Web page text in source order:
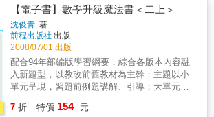
會教師群的多方力量，目的在於成為108課綱國
語文閱讀教材。我們期望透過本書培育學生字
詞辨識、文意理解及統整、推論理解與詮釋等
高層次的閱讀能力素養。
文閱讀教材。我們期望透過本書培育學生字詞
辨識、文意理解及統整、推論理解與詮釋等高
層次的閱讀能力素養。
習具備將知識實際應用在生活的能力，相信無
論對於生活還是升學都是一大幫助。
較。(3)「填符號」單元：讓孩子能靈活運用
加、減、乘法的概念。4. 數學領域學習中，除
了「數與計算」主題需加強練習外，認識「各
單位量」的主題也相當重要，本書也同時規劃
孩子在二年級應學習的「長度」單位化聚與計
算，設計數量充足的題目，提供學生熟練練
習。
【電子書】數學升級魔法書＜二上＞
沈俊青 著
前程出版社 出版
2008/07/01 出版
配合94年部編版學習綱要，綜合各版本內容融
入新題型，以教改前舊教材為主幹；主題以小
單元呈現，習題前例題講解、引導；大單元最
學生自修或課後練習輔導教材。特色★彌補課
7 折 特價 154 元